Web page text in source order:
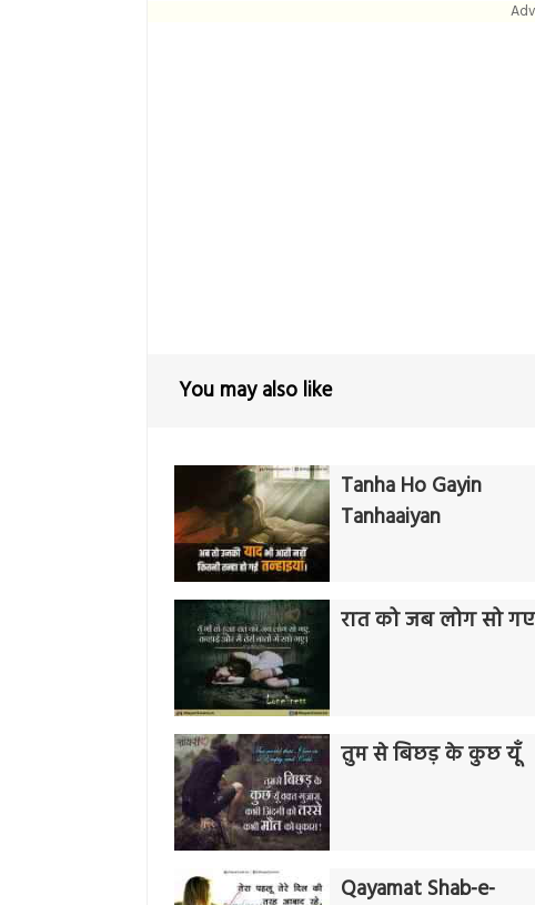
You may also like
Tanha Ho Gayin
Tanhaaiyan
रात को जब लोग सो गए
तुम से बिछड़ के कुछ यूँ
Qayamat Shab-e-